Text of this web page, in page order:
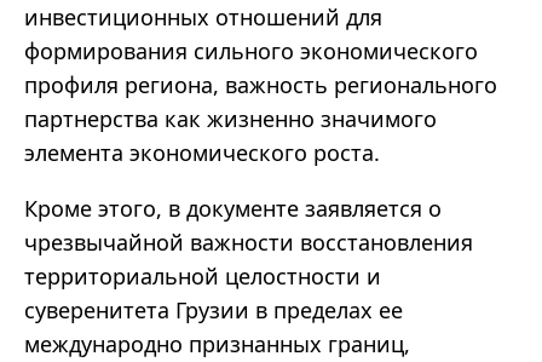
инвестиционных отношений для
формирования сильного экономического
профиля региона, важность регионального
партнерства как жизненно значимого
элемента экономического роста.
Кроме этого, в документе заявляется о
чрезвычайной важности восстановления
территориальной целостности и
суверенитета Грузии в пределах ее
международно признанных границ,